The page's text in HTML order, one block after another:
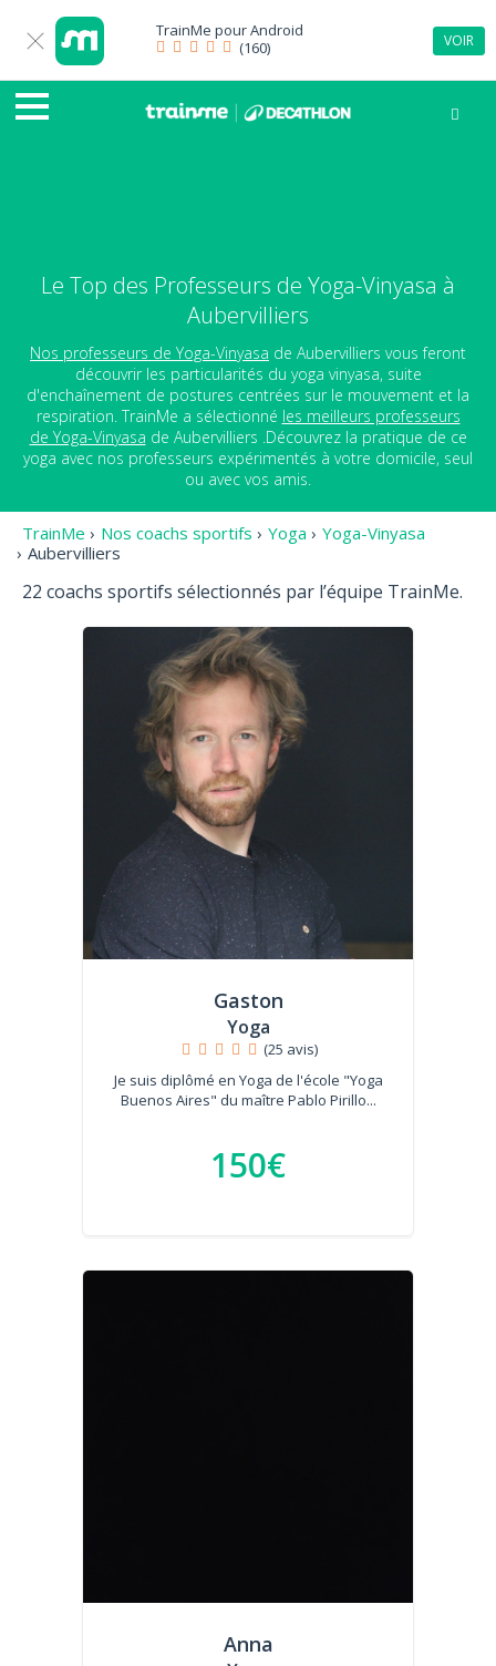
TrainMe pourAndroid
(160)
VOIR
Le Top des Professeurs de Yoga-Vinyasa à
Aubervilliers
Nos professeurs de Yoga-Vinyasa de Aubervilliers vous feront
découvrir les particularités du yoga vinyasa, suite
d'enchaînement de postures centrées sur le mouvement et la
respiration. TrainMe a sélectionné les meilleurs professeurs
de Yoga-Vinyasa de Aubervilliers .Découvrez la pratique de ce
yoga avec nos professeurs expérimentés à votre domicile, seul
ou avec vos amis.
TrainMe › Nos coachs sportifs › Yoga › Yoga-Vinyasa
› Aubervilliers
22 coachs sportifs sélectionnés par l’équipe TrainMe.
Gaston
Yoga
(25 avis)
Je suis diplômé en Yoga de l'école "Yoga
Buenos Aires" du maître Pablo Pirillo...
150€
Anna